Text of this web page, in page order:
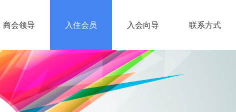
商会领导 入住会员 入会向导 联系方式